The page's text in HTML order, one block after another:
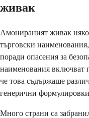
живак
Амонираният живак
търговски
поради опасения за
наименования включват
че това съдържаше
генерични
Много страни са